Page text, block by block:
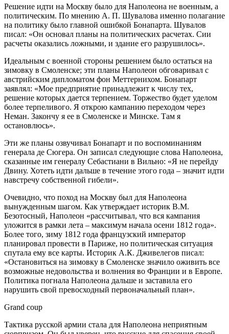
Решение идти на Москву было для Наполеона не военным, а
политическим. По мнению А. П. Шувалова именно полагание
на политику было главной ошибкой Бонапарта. Шувалов
писал: «Он основал планы на политических расчетах. Сии
расчеты оказались ложными, и здание его разрушилось».
Идеальным с военной стороны решением было остаться на
зимовку в Смоленске; эти планы Наполеон обговаривал с
австрийским дипломатом фон Меттернихом. Бонапарт
заявлял: «Мое предприятие принадлежит к числу тех,
решение которых дается терпением. Торжество будет уделом
более терпеливого. Я открою кампанию переходом через
Неман. Закончу я ее в Смоленске и Минске. Там я
остановлюсь».
Эти же планы озвучивал Бонапарт и по воспоминаниям
генерала де Сюгера. Он записал следующие слова Наполеона,
сказанные им генералу Себастиани в Вильно: «Я не перейду
Двину. Хотеть идти дальше в течение этого года – значит идти
навстречу собственной гибели».
Очевидно, что поход на Москву был для Наполеона
вынужденным шагом. Как утверждает историк В.М.
Безотосный, Наполеон «рассчитывал, что вся кампания
уложится в рамки лета – максимум начала осени 1812 года».
Более того, зиму 1812 года французский император
планировал провести в Париже, но политическая ситуация
спутала ему все карты. Историк А.К. Дживелегов писал:
«Остановиться на зимовку в Смоленске значило оживить все
возможные недовольства и волнения во Франции и в Европе.
Политика погнала Наполеона дальше и заставила его
нарушить свой превосходный первоначальный план».
Grand coup
Тактика русской армии стала для Наполеона неприятным